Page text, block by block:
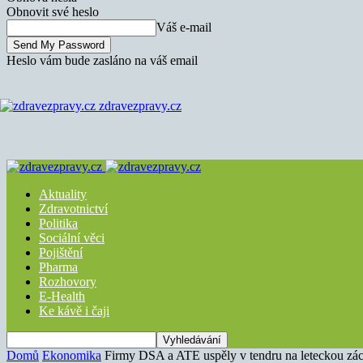
Obnovit své heslo
Váš e-mail
Heslo vám bude zasláno na váš email
zdravezpravy.cz
Aktuality
Zdravotnictví
Politika
Sociální věci
Pojištění
Pharma
Rozhovory
E-Health
Ke kávě i čaji
Domů Ekonomika Firmy DSA a ATE uspěly v tendru na leteckou